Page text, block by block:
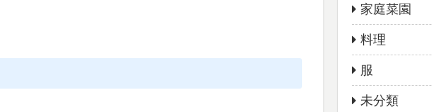
家庭菜園
料理
服
未分類